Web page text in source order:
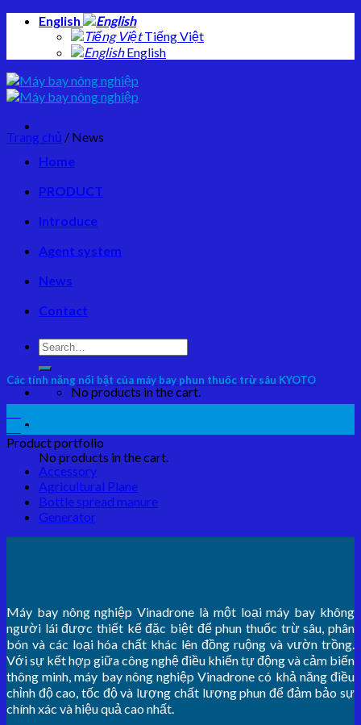
Skip
English
Tiếng Việt
English
Home
PRODUCT
Introduce
Agent system
News
Contact
Search
for:
No products in the cart.
No products in the cart.
Trang chủ / News
Các tính năng nổi bật của máy bay phun thuốc trừ sâu KYOTO
Aug
Product portfolio
Accessory
Agricultural Plane
Bottle spread manure
Generator
Máy bay nông nghiệp Vinadrone là một loại máy bay không
người lái được thiết kế đặc biệt để phun thuốc trừ sâu, phân
bón và các loại hóa chất khác lên đồng ruộng và vườn trồng.
Với sự kết hợp giữa công nghệ điều khiển tự động và cảm biến
thông minh, máy bay nông nghiệp Vinadrone có khả năng điều
chỉnh độ cao, tốc độ và lượng chất lượng phun để đảm bảo sự
chính xác và hiệu quả cao nhất.